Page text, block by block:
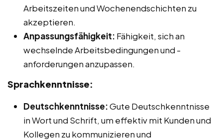
Arbeitszeiten und Wochenendschichten zu
akzeptieren.
Anpassungsfähigkeit: Fähigkeit, sich an
wechselnde Arbeitsbedingungen und -
anforderungen anzupassen.
Sprachkenntnisse:
Deutschkenntnisse:Gute Deutschkenntnisse
in Wort und Schrift, um effektiv mit Kunden und
Kollegen zu kommunizieren und